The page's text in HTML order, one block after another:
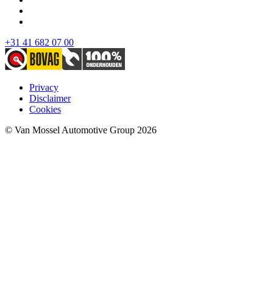
+31 41 682 07 00
Privacy
Disclaimer
Cookies
© Van Mossel Automotive Group 2026